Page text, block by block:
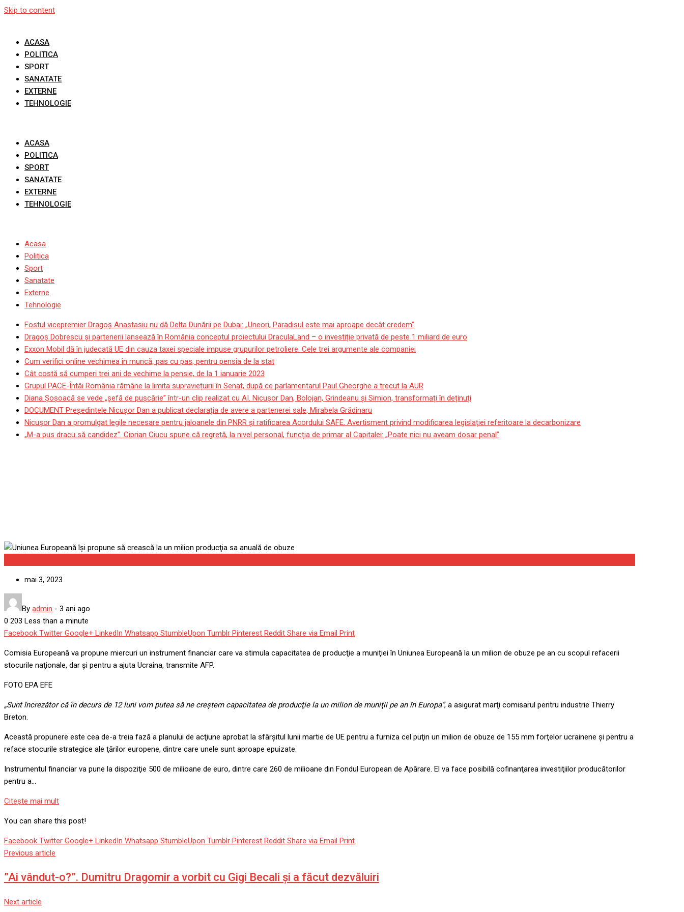
Skip to content
ACASA
POLITICA
SPORT
SANATATE
EXTERNE
TEHNOLOGIE
ACASA
POLITICA
SPORT
SANATATE
EXTERNE
TEHNOLOGIE
Acasa
Politica
Sport
Sanatate
Externe
Tehnologie
Fostul vicepremier Dragoș Anastasiu nu dă Delta Dunării pe Dubai: „Uneori, Paradisul este mai aproape decât credem”
Dragoş Dobrescu şi partenerii lansează în România conceptul proiectului DraculaLand – o investiție privată de peste 1 miliard de euro
Exxon Mobil dă în judecată UE din cauza taxei speciale impuse grupurilor petroliere. Cele trei argumente ale companiei
Cum verifici online vechimea în muncă, pas cu pas, pentru pensia de la stat
Cât costă să cumperi trei ani de vechime la pensie, de la 1 ianuarie 2023
Grupul PACE-Întâi România rămâne la limita supraviețuirii în Senat, după ce parlamentarul Paul Gheorghe a trecut la AUR
Diana Șoșoacă se vede „șefă de pușcărie” într-un clip realizat cu AI. Nicușor Dan, Bolojan, Grindeanu și Simion, transformați în deținuți
DOCUMENT Președintele Nicușor Dan a publicat declarația de avere a partenerei sale, Mirabela Grădinaru
Nicușor Dan a promulgat legile necesare pentru jaloanele din PNRR și ratificarea Acordului SAFE. Avertisment privind modificarea legislației referitoare la decarbonizare
„M-a pus dracu să candidez”. Ciprian Ciucu spune că regretă, la nivel personal, funcția de primar al Capitalei: „Poate nici nu aveam dosar penal”
mai 3, 2023
By admin - 3 ani ago
0 203 Less than a minute
Facebook Twitter Google+ LinkedIn Whatsapp StumbleUpon Tumblr Pinterest Reddit Share via Email Print
Comisia Europeană va propune miercuri un instrument financiar care va stimula capacitatea de producţie a muniţiei în Uniunea Europeană la un milion de obuze pe an cu scopul refacerii
stocurile naţionale, dar şi pentru a ajuta Ucraina, transmite AFP.
FOTO EPA EFE
„Sunt încrezător că în decurs de 12 luni vom putea să ne creştem capacitatea de producţie la un milion de muniţii pe an în Europa”, a asigurat marţi comisarul pentru industrie Thierry
Breton.
Această propunere este cea de-a treia fază a planului de acţiune aprobat la sfârşitul lunii martie de UE pentru a furniza cel puţin un milion de obuze de 155 mm forţelor ucrainene şi pentru a
reface stocurile strategice ale ţărilor europene, dintre care unele sunt aproape epuizate.
Instrumentul financiar va pune la dispoziţie 500 de milioane de euro, dintre care 260 de milioane din Fondul European de Apărare. El va face posibilă cofinanţarea investiţiilor producătorilor
pentru a…
Citeşte mai mult
You can share this post!
Facebook Twitter Google+ LinkedIn Whatsapp StumbleUpon Tumblr Pinterest Reddit Share via Email Print
Previous article
”Ai vândut-o?”. Dumitru Dragomir a vorbit cu Gigi Becali și a făcut dezvăluiri
Next article